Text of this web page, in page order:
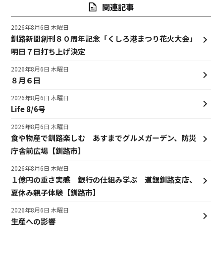
関連記事
釧路新聞創刊８０周年記念「くしろ港まつり花火大会」
明日７日打ち上げ決定
2026年8月6日 木曜日
８月６日
2026年8月6日 木曜日
Life 8/6号
2026年8月6日 木曜日
食や物産で釧路楽しむ あすまでグルメガーデン、防災
庁舎前広場【釧路市】
2026年8月6日 木曜日
１億円の重さ実感 銀行の仕組み学ぶ 道銀釧路支店、
夏休み親子体験【釧路市】
2026年8月6日 木曜日
生産への影響
2026年8月6日 木曜日